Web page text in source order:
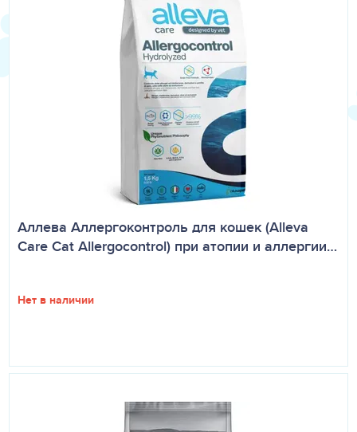
Аллева Аллергоконтроль для кошек (Alleva
Care Cat Allergocontrol) при атопии и аллергии…
Нет в наличии